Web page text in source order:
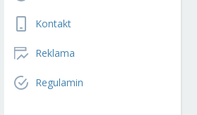
Kontakt
Reklama
Regulamin